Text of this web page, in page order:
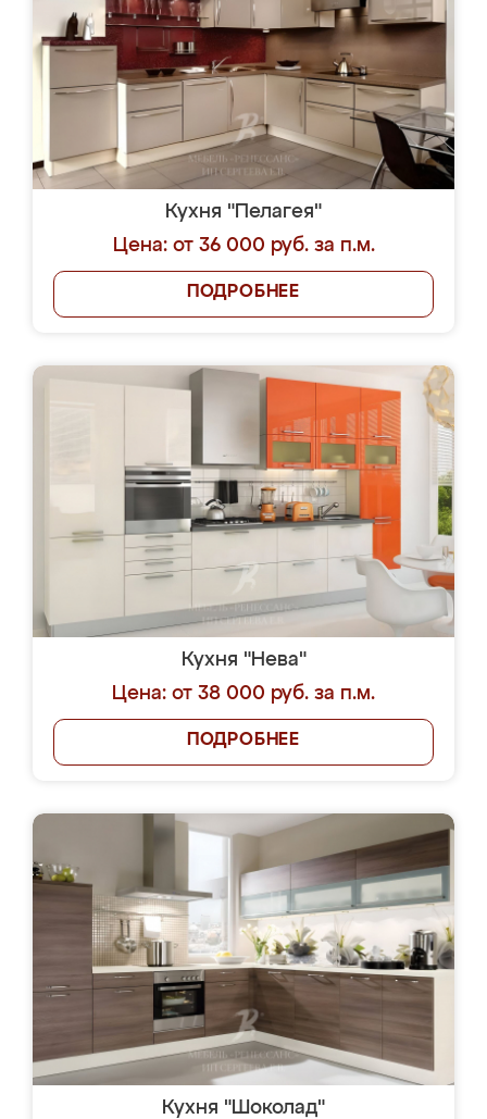
Кухня "Пелагея"
Цена: от 36 000 руб. за п.м.
ПОДРОБНЕЕ
Кухня "Нева"
Цена: от 38 000 руб. за п.м.
ПОДРОБНЕЕ
Кухня "Шоколад"